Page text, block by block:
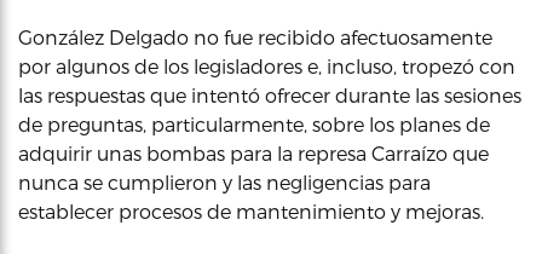
González Delgado no fue recibido afectuosamente
por algunos de los legisladores e, incluso, tropezó con
las respuestas que intentó ofrecer durante las sesiones
de preguntas, particularmente, sobre los planes de
adquirir unas bombas para la represa Carraízo que
nunca se cumplieron y las negligencias para
establecer procesos de mantenimiento y mejoras.